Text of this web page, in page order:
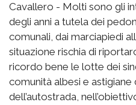
Cavallero - Molti sono gli
degli anni a tutela dei
comunali, dai marciapiedi
situazione rischia di
ricordo bene le lotte dei
comunità albesi e
dell’autostrada,